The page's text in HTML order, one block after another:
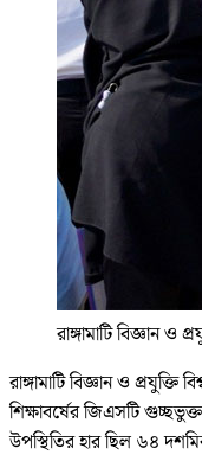
রাঙ্গামাটি বিজ্ঞান ও
রাঙ্গামাটি বিজ্ঞান ও প্রযুক্তি
শিক্ষাবর্ষের জিএসটি
উপস্থিতির হার ছিল ৬৪